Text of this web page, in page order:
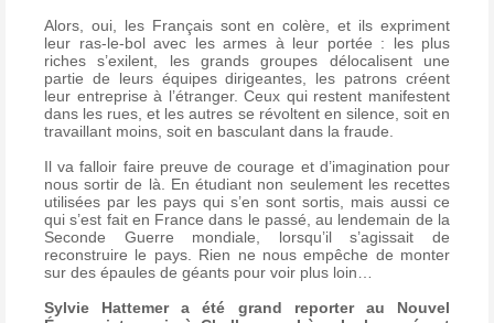
Alors, oui, les Français sont en colère, et ils expriment
leur ras-le-bol avec les armes à leur portée : les plus
riches s’exilent, les grands groupes délocalisent une
partie de leurs équipes dirigeantes, les patrons créent
leur entreprise à l’étranger. Ceux qui restent manifestent
dans les rues, et les autres se révoltent en silence, soit en
travaillant moins, soit en basculant dans la fraude.
Il va falloir faire preuve de courage et d’imagination pour
nous sortir de là. En étudiant non seulement les recettes
utilisées par les pays qui s’en sont sortis, mais aussi ce
qui s’est fait en France dans le passé, au lendemain de la
Seconde Guerre mondiale, lorsqu’il s’agissait de
reconstruire le pays. Rien ne nous empêche de monter
sur des épaules de géants pour voir plus loin…
Sylvie Hattemer a été grand reporter au Nouvel